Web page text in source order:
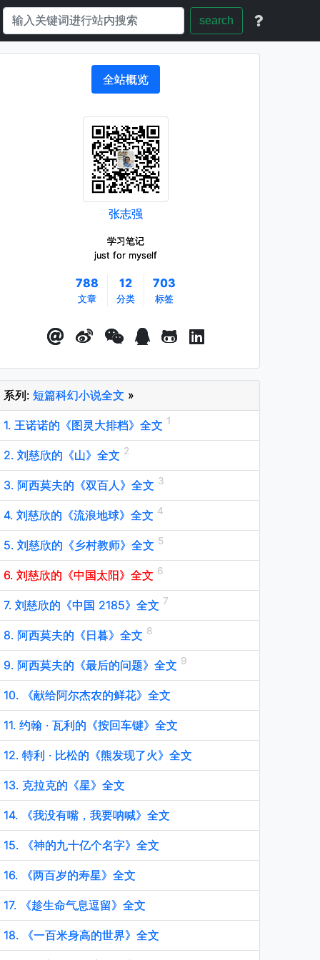
search
全站概览
张志强
学习笔记
just for myself
788
文章
12
分类
703
标签
系列: 短篇科幻小说全文 »
1. 王诺诺的《图灵大排档》全文
2. 刘慈欣的《山》全文
3. 阿西莫夫的《双百人》全文
4. 刘慈欣的《流浪地球》全文
5. 刘慈欣的《乡村教师》全文
6. 刘慈欣的《中国太阳》全文
7. 刘慈欣的《中国 2185》全文
8. 阿西莫夫的《日暮》全文
9. 阿西莫夫的《最后的问题》全文
10. 《献给阿尔杰农的鲜花》全文
11. 约翰 · 瓦利的《按回车键》全文
12. 特利 · 比松的《熊发现了火》全文
13. 克拉克的《星》全文
14. 《我没有嘴，我要呐喊》全文
15. 《神的九十亿个名字》全文
16. 《两百岁的寿星》全文
17. 《趁生命气息逗留》全文
18. 《一百米身高的世界》全文